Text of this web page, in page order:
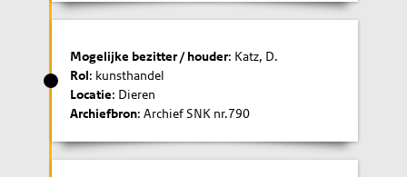
Mogelijke bezitter / houder: Katz, D.
Rol: kunsthandel
Locatie: Dieren
Archiefbron: Archief SNK nr.790